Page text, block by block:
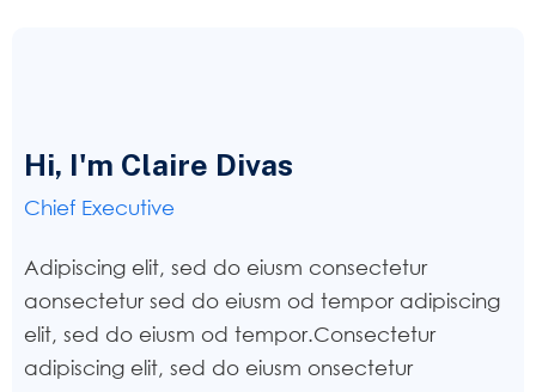
Hi, I'm Claire Divas
Chief Executive
Adipiscing elit, sed do eiusm consectetur
aonsectetur sed do eiusm od tempor adipiscing
elit, sed do eiusm od tempor.Consectetur
adipiscing elit, sed do eiusm onsectetur